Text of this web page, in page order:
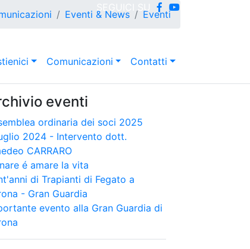
Comunicazioni Contatti
Eventi & News Eventi
eventi
ordinaria dei soci 2025
2024 - Intervento dott.
CARRARO
é amare la vita
di Trapianti di Fegato a
- Gran Guardia
evento alla Gran Guardia di